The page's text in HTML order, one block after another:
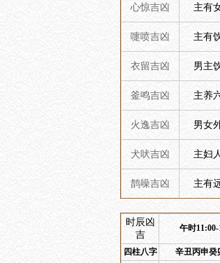
心惊吉凶 主有
嚏喷吉凶 主有
衣留吉凶 男主
釜鸣吉凶 主养
火逸吉凶 男女
犬吠吉凶 主妇
鹊噪吉凶 主有
时辰凶
吉
午时11:00-
四柱八字 辛丑丙申癸